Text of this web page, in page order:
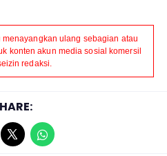
ulang sebagian atau
konten akun media sosial komersil
redaksi.